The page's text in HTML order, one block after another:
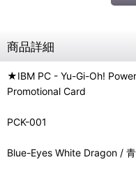
商品詳細
★IBM PC - Yu-Gi-Oh!
Promotional Card
PCK-001
Blue-Eyes White Dragon /